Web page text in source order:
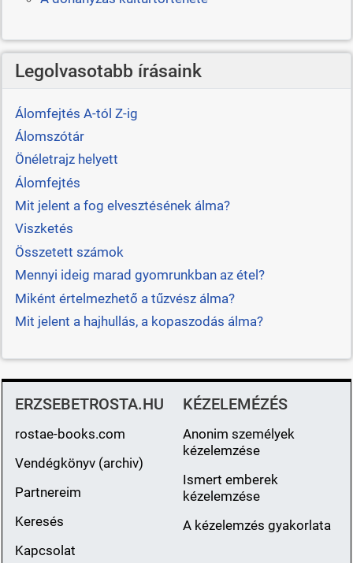
Legolvasotabb írásaink
Álomfejtés A-tól Z-ig
Álomszótár
Önéletrajz helyett
Álomfejtés
Mit jelent a fog elvesztésének álma?
Viszketés
Összetett számok
Mennyi ideig marad gyomrunkban az étel?
Miként értelmezhető a tűzvész álma?
Mit jelent a hajhullás, a kopaszodás álma?
ERZSEBETROSTA.HU
rostae-books.com
Vendégkönyv (archiv)
Partnereim
Keresés
Kapcsolat
KÉZELEMÉZÉS
Anonim személyek
kézelemzése
Ismert emberek
kézelemzése
A kézelemzés gyakorlata